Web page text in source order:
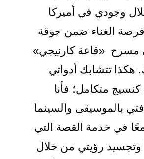
وجودي في أميركا
الغناء ضمن جوقة
مسرح «قاعة كارنيجي»
هكذا تتشابك أدواتي
كنسيج متكامل؛ فأنا
بالموسيقى والسينما
معًا في خدمة القصة التي
وتجسيد رؤيتي من خلال